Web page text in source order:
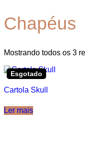
Chapéus
Mostrando todos os 3
Esgotado
Cartola Skull
Ler mais